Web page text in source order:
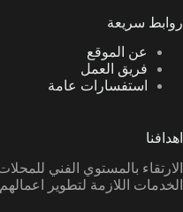
روابط سريعة
عن الموقع
فريق العمل
استفسارات عامة
اهدافنا
الارتقاء بالمستوي الفني
الخدمات اللازمة لتطوير